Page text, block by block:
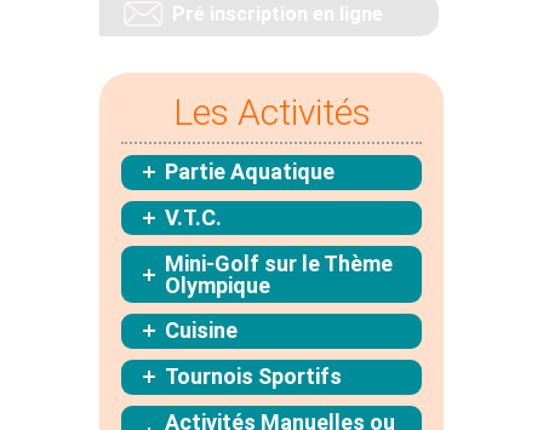
Pré inscription en ligne
Les Activités
Partie Aquatique
V.T.C.
Mini-Golf sur le Thème
Olympique
Cuisine
Tournois Sportifs
Activités Manuelles ou